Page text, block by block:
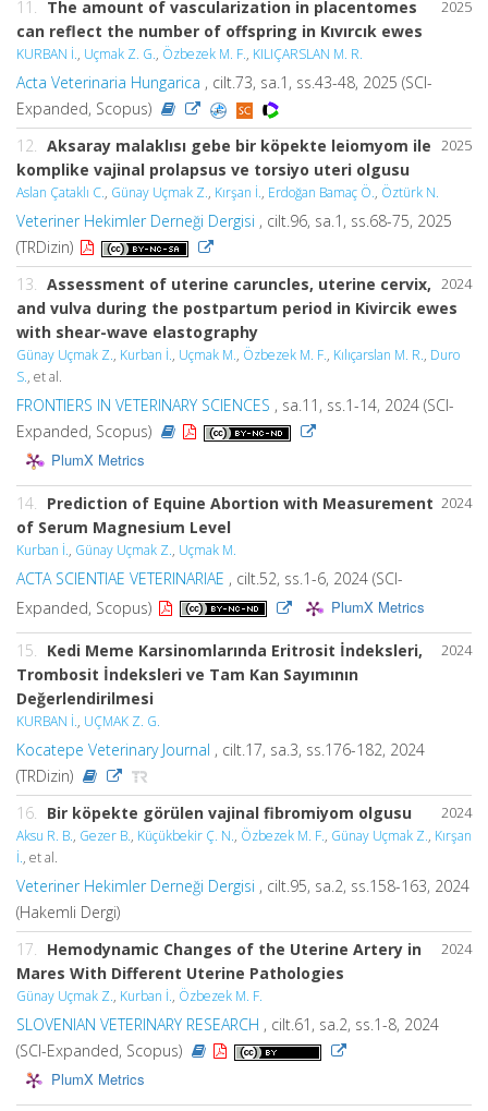
2025
11.
The amount of vascularization in placentomes
can reflect the number of offspring in Kıvırcık ewes
KURBAN İ., Uçmak Z. G., Özbezek M. F., KILIÇARSLAN M. R.
Acta Veterinaria Hungarica , cilt.73, sa.1, ss.43-48, 2025 (SCI-
Expanded, Scopus)
2025
12.
Aksaray malaklısı gebe bir köpekte leiomyom ile
komplike vajinal prolapsus ve torsiyo uteri olgusu
Aslan Çataklı C., Günay Uçmak Z., Kırşan İ., Erdoğan Bamaç Ö., Öztürk N.
Veteriner Hekimler Derneği Dergisi , cilt.96, sa.1, ss.68-75, 2025
(TRDizin)
2024
13.
Assessment of uterine caruncles, uterine cervix,
and vulva during the postpartum period in Kivircik ewes
with shear-wave elastography
Günay Uçmak Z., Kurban İ., Uçmak M., Özbezek M. F., Kılıçarslan M. R., Duro
S., et al.
FRONTIERS IN VETERINARY SCIENCES , sa.11, ss.1-14, 2024 (SCI-
Expanded, Scopus)
PlumX Metrics
2024
14.
Prediction of Equine Abortion with Measurement
of Serum Magnesium Level
Kurban İ., Günay Uçmak Z., Uçmak M.
ACTA SCIENTIAE VETERINARIAE , cilt.52, ss.1-6, 2024 (SCI-
Expanded, Scopus)
PlumX Metrics
2024
15.
Kedi Meme Karsinomlarında Eritrosit İndeksleri,
Trombosit İndeksleri ve Tam Kan Sayımının
Değerlendirilmesi
KURBAN İ., UÇMAK Z. G.
Kocatepe Veterinary Journal , cilt.17, sa.3, ss.176-182, 2024
(TRDizin)
2024
16. Bir köpekte görülen vajinal fibromiyom olgusu
Aksu R. B., Gezer B., Küçükbekir Ç. N., Özbezek M. F., Günay Uçmak Z., Kırşan
İ., et al.
Veteriner Hekimler Derneği Dergisi , cilt.95, sa.2, ss.158-163, 2024
(Hakemli Dergi)
2024
17.
Hemodynamic Changes of the Uterine Artery in
Mares With Different Uterine Pathologies
Günay Uçmak Z., Kurban İ., Özbezek M. F.
SLOVENIAN VETERINARY RESEARCH , cilt.61, sa.2, ss.1-8, 2024
(SCI-Expanded, Scopus)
PlumX Metrics